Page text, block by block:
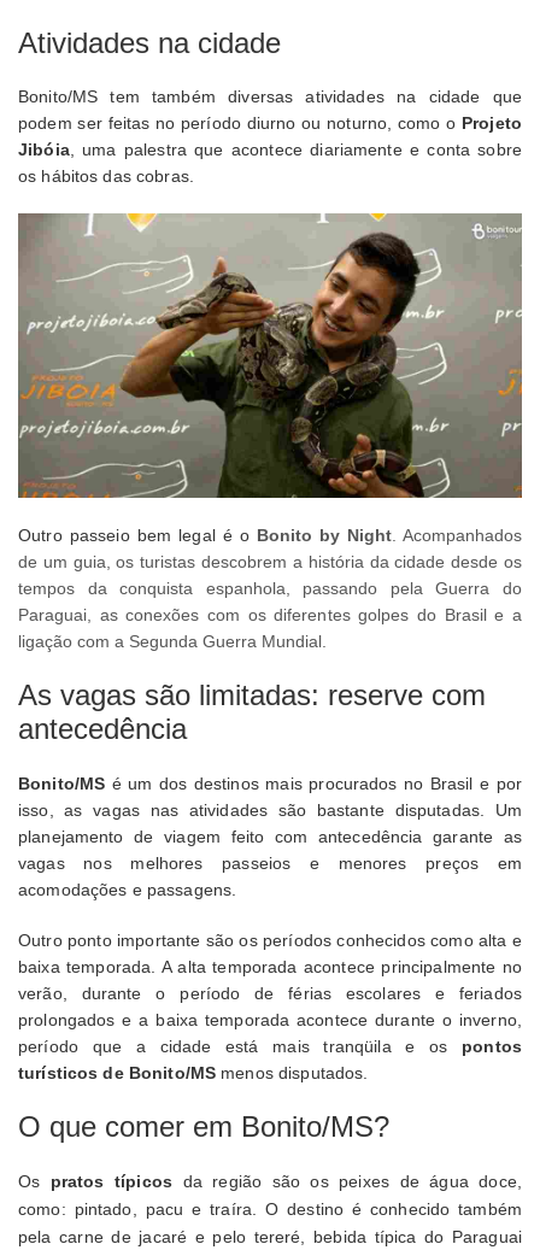
Atividades na cidade
Bonito/MS tem também diversas atividades na cidade que
podem ser feitas no período diurno ou noturno, como o Projeto
Jibóia, uma palestra que acontece diariamente e conta sobre
os hábitos das cobras.
Outro passeio bem legal é o Bonito by Night . Acompanhados
de um guia, os turistas descobrem a história da cidade desde os
tempos da conquista espanhola, passando pela Guerra do
Paraguai, as conexões com os diferentes golpes do Brasil e a
ligação com a Segunda Guerra Mundial.
As vagas são limitadas: reserve com
antecedência
Bonito/MS é um dos destinos mais procurados no Brasil e por
isso, as vagas nas atividades são bastante disputadas. Um
planejamento de viagem feito com antecedência garante as
vagas nos melhores passeios e menores preços em
acomodações e passagens.
Outro ponto importante são os períodos conhecidos como alta e
baixa temporada. A alta temporada acontece principalmente no
verão, durante o período de férias escolares e feriados
prolongados e a baixa temporada acontece durante o inverno,
período que a cidade está mais tranqüila e os pontos
turísticos de Bonito/MS menos disputados.
O que comer em Bonito/MS?
Os pratos típicos da região são os peixes de água doce,
como: pintado, pacu e traíra. O destino é conhecido também
pela carne de jacaré e pelo tereré, bebida típica do Paraguai